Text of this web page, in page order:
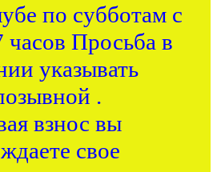
по субботам с
часов Просьба в
указывать
.
взнос вы
свое